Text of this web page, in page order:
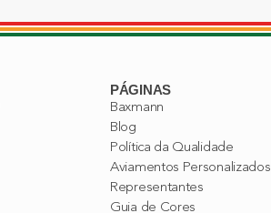
PÁGINAS
Baxmann
Blog
Política da Qualidade
Aviamentos Personalizados
Representantes
Guia de Cores